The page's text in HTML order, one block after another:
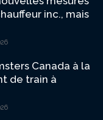
inc., mais
Canada à la
de train à